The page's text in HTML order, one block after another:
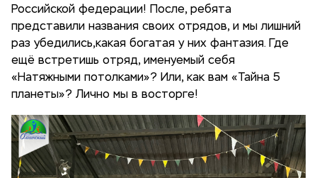
Российской федерации! После, ребята
представили названия своих отрядов, и мы лишний
раз убедились,какая богатая у них фантазия. Где
ещё встретишь отряд, именуемый себя
«Натяжными потолками»? Или, как вам «Тайна 5
планеты»? Лично мы в восторге!